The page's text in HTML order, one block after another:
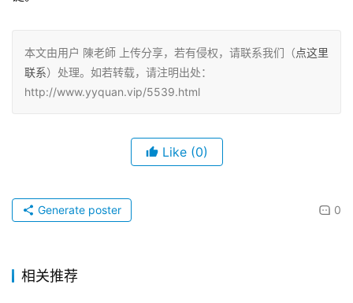
本文由用户 陳老師 上传分享，若有侵权，请联系我们（点这里
联系）处理。如若转载，请注明出处：
http://www.yyquan.vip/5539.html
Like (0)
0
Generate poster
相关推荐